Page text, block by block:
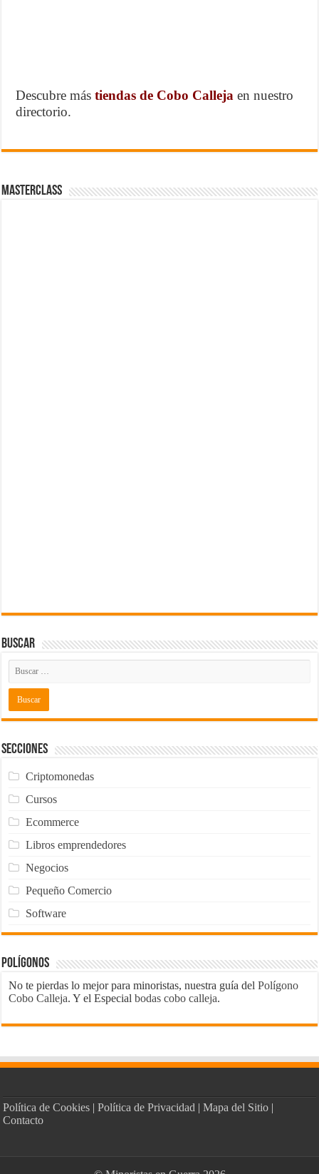
Descubre mástiendas de Cobo Callejaen nuestro
directorio.
MasterClass
Buscar
Secciones
Criptomonedas
Cursos
Ecommerce
Libros emprendedores
Negocios
Pequeño Comercio
Software
Polígonos
No te pierdas lo mejor para minoristas, nuestra guía delPolígono
Cobo Calleja. Y el Especialbodas cobo calleja.
Política de Cookies |Política de Privacidad |Mapa del Sitio |
Contacto